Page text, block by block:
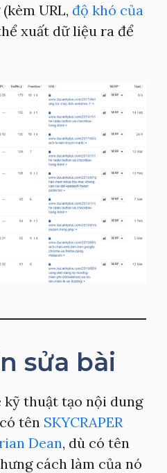
URL, độ khó của
xuất dữ liệu ra để
sửa bài
kỹ thuật tạo nội dung
tên SKYCRAPER
Dean, dù có tên
cách làm của nó